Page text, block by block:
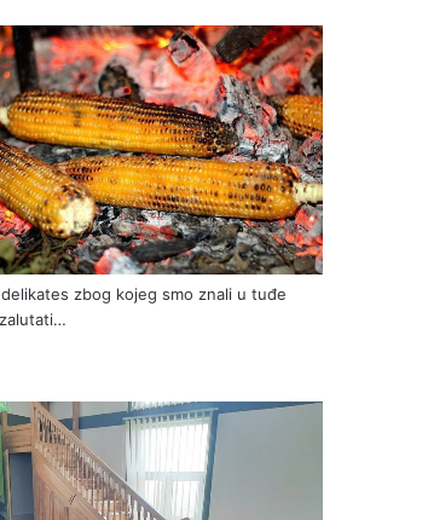
zbog kojeg smo znali u tuđe